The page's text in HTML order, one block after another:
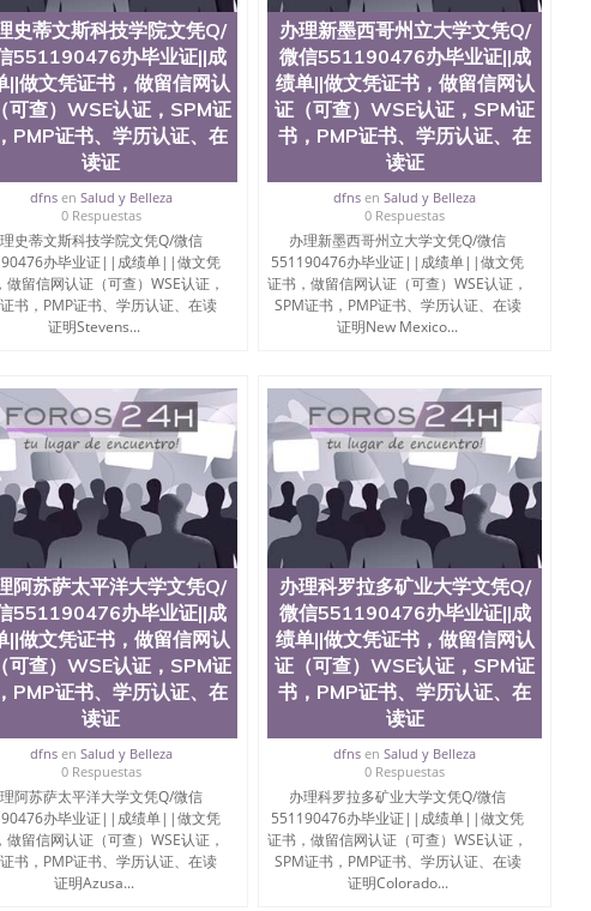
学之一，也是美西地区的公立大学之一。位于圣何塞市San Jose
尼亚州的著名综合性公立大学，它以极高的就业率，全美名列前
出的本科教育质量，被《福克斯》杂志评选为全美50强公立综
的海外学生前往求学。 至今，这是一所在世界上享有学术地
构，并获誉为美国本科教育质量的核心代表。其计算机系与会
异。其毕业生大多可以在其所处地域的世界硅谷中心得到工作
的学期提供许多相应科系的实习机会。无论是加州大学系统
塞州立大学都占据着加州所有大学中的地理位置。 圣何塞州立大
山-圣何塞地区为全美的重要科技中心。约有学生三万人，超过
世界60余国的学生来此就读。其有名的科系如计算机科学，电
学等，深受性肯定及好评；而各种大学部和研究所的商学课程
与学习。 二、办理流程： 1、收集客户办理信息； 2、客户付
子图； 4、电子图做好发给客户确认； 5、电子图确认好转成品
再付余款； 7、快递给客户（国内顺丰，国外DHL）。 三、真实
证，留服真实存档可查，存档。 2、留学回国人员证明（使馆认
护理学院、科学学院等。学校的教育学院排名在全美前十名，
约大学为学生们提供本科、硕士及博士学位。学校的专业课程
工程、经济、医学、护理、文学、音乐、生物学、统计学、美
制、历史、电气工程、生物工程、建筑设计、工商管理、材料
学、化学、英语、社会科学、心理学、戏剧、市场营销、机械
科、金融专业 1、客户提供相关材料，确定客户办理信息，给
材料； 3、留服注册申请账号，付定金； 4、预约递交时间，公
； 5、等待结果，完成结果书留服直接邮寄给客户 6、客户确认收
毕业证成绩单所使用的材料，尺寸大小，防伪结构（包括：水
烫金烫银复合重叠。 文字图案浮雕，激光镭射，紫外荧光，温
得到了广大海外客户群体的认可，同时和海外学校留学中介，
（毕业证，成绩单，资格证，学生卡，结业证，录取通知书，
够在时间掌握的海外学历文凭的样版，尺寸大小，纸张材质，
以求达到客户的需求。 我们的优势： 我们在保证合理定价的同
优化，为您倾情诠释什么是高性价比。 咨询顾问：Sam q/微
证成绩单、教育部认证,录取通知书，雅思，留学回国证明.
改成绩、教育部学历学位认证、毕业证、成绩单、文凭、学历
作、办理、仿制学位证书、毕业证文凭、文凭毕业证、毕业证
馆留学回国人员证明、留学生认证、学历认证、文凭认证学位
英国文凭学历、美国文凭学历、澳洲文凭学历、加拿大文凭学
551190476 圣何塞州立大学毕业证（San Jose State
Jose State University）圣何塞州立大学毕业证（San Jose State
史蒂文斯科技学院文凭Q/
551190476办毕业证||成
||做文凭证书，做留信网认
可查）WSE认证，SPM证
PMP证书、学历认证、在
读证
dfnsen Salud y Belleza
0 Respuestas
史蒂文斯科技学院文凭Q/微信
办毕业证||成绩单||做文凭
做留信网认证（可查）WSE认证，
书，PMP证书、学历认证、在读
证明Stevens...
办理新墨西哥州立大学文凭Q/
微信551190476办毕业证||成
绩单||做文凭证书，做留信网认
证（可查）WSE认证，SPM证
书，PMP证书、学历认证、在
读证
dfns enSalud y Belleza
0 Respuestas
办理新墨西哥州立大学文凭Q/微信
551190476办毕业证||成绩单||做文凭
证书，做留信网认证（可查）WSE认证，
SPM证书，PMP证书、学历认证、在读
证明New Mexico...
阿苏萨太平洋大学文凭Q/
551190476办毕业证||成
||做文凭证书，做留信网认
可查）WSE认证，SPM证
PMP证书、学历认证、在
读证
dfnsen Salud y Belleza
0 Respuestas
阿苏萨太平洋大学文凭Q/微信
办毕业证||成绩单||做文凭
做留信网认证（可查）WSE认证，
书，PMP证书、学历认证、在读
证明Azusa...
办理科罗拉多矿业大学文凭Q/
微信551190476办毕业证||成
绩单||做文凭证书，做留信网认
证（可查）WSE认证，SPM证
书，PMP证书、学历认证、在
读证
dfns enSalud y Belleza
0 Respuestas
办理科罗拉多矿业大学文凭Q/微信
551190476办毕业证||成绩单||做文凭
证书，做留信网认证（可查）WSE认证，
SPM证书，PMP证书、学历认证、在读
证明Colorado...